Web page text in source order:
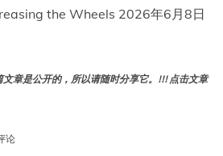
the Wheels 2026年6月8日
章是公开的，所以请随时分享它。!!! 点击文章
论